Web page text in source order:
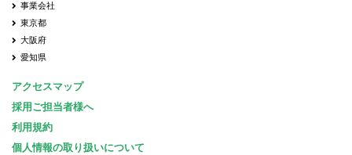
事業会社
東京都
大阪府
愛知県
アクセスマップ
採用ご担当者様へ
利用規約
個人情報の取り扱いについて